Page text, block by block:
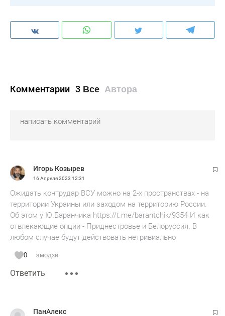
Комментарии 3 Все Автора
Игорь Козырев
16 Апреля 2023 12:31
Ожидать контрудар ВСУ можно на 2-х пространствах - на
территории Украины или заходом на территорию России.
Об этом у Ю.Баранчика https://t.me/barantchik/9354 И как
отвлекающие опции - Приднестровье и Белоруссия. В
любом случае будут действовать нетривиально
0 эмодзи
Ответить
ПанАлекс